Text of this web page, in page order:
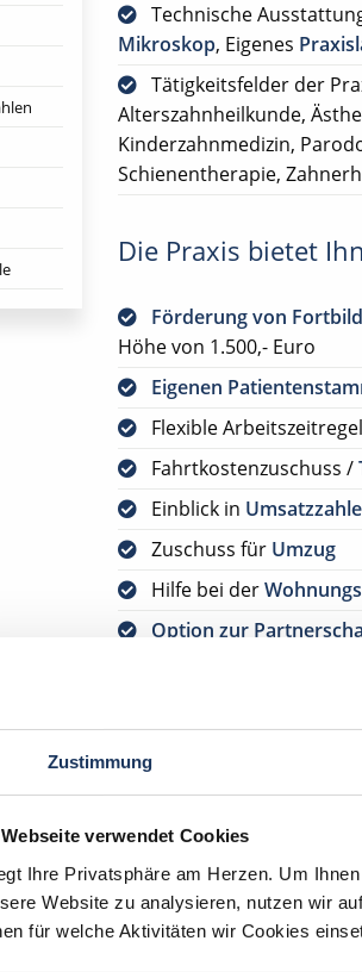
Zustimmung
verwendet Cookies
Ihre Privatsphäre am Herzen. Um
Website zu analysieren, nutzen wir
für welche Aktivitäten wir Cookies
Technische
Mikroskop, Eigenes
Tätigkeitsfelder der
Alterszahnheilkunde,
Kinderzahnmedizin,
Schienentherapie,
Die Praxis bietet
Förderung von
Höhe von 1.500,- Euro
Eigenen
Flexible
Fahrtkostenzuschuss /
Einblick in
Zuschuss für Umzug
Hilfe bei der
Option zur
Bitte sehen Sie von
VORAUSSETZUNG FÜR
DEUTSCHE APPROBATION
Ihr Deutscher Zahnarzt
Zahnarztpraxis Friedland